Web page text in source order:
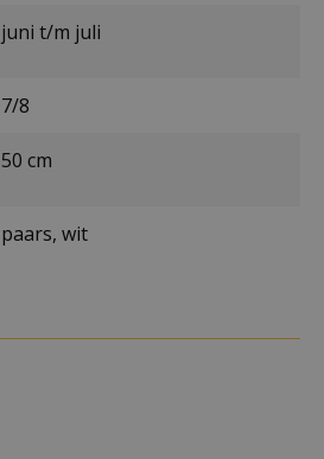
juni t/m juli
7/8
50 cm
paars, wit